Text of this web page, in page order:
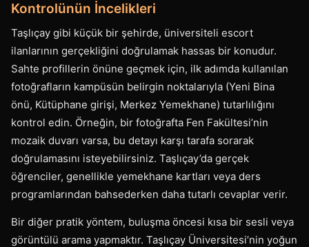
Kontrolünün İncelikleri
Taşlıçay gibi küçük bir şehirde, üniversiteli escort
ilanlarının gerçekliğini doğrulamak hassas bir konudur.
Sahte profillerin önüne geçmek için, ilk adımda kullanılan
fotoğrafların kampüsün belirgin noktalarıyla (Yeni Bina
önü, Kütüphane girişi, Merkez Yemekhane) tutarlılığını
kontrol edin. Örneğin, bir fotoğrafta Fen Fakültesi’nin
mozaik duvarı varsa, bu detayı karşı tarafa sorarak
doğrulamasını isteyebilirsiniz. Taşlıçay’da gerçek
öğrenciler, genellikle yemekhane kartları veya ders
programlarından bahsederken daha tutarlı cevaplar verir.
Bir diğer pratik yöntem, buluşma öncesi kısa bir sesli veya
görüntülü arama yapmaktır. Taşlıçay Üniversitesi’nin yoğun